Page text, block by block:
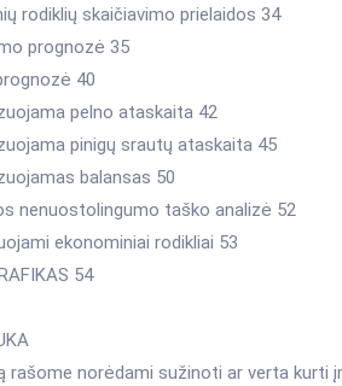
rodiklių skaičiavimo prielaidos 34
prognozė 35
40
pelno ataskaita 42
pinigų srautų ataskaita 45
balansas 50
nenuostolingumo taško analizė 52
ekonominiai rodikliai 53
54
rašome norėdami sužinoti ar verta kurti